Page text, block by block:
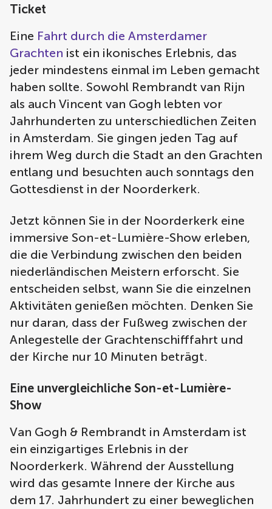
Ticket
Eine Fahrt durch die Amsterdamer
Grachten ist ein ikonisches Erlebnis, das
jeder mindestens einmal im Leben gemacht
haben sollte. Sowohl Rembrandt van Rijn
als auch Vincent van Gogh lebten vor
Jahrhunderten zu unterschiedlichen Zeiten
in Amsterdam. Sie gingen jeden Tag auf
ihrem Weg durch die Stadt an den Grachten
entlang und besuchten auch sonntags den
Gottesdienst in der Noorderkerk.
Jetzt können Sie in der Noorderkerk eine
immersive Son-et-Lumière-Show erleben,
die die Verbindung zwischen den beiden
niederländischen Meistern erforscht. Sie
entscheiden selbst, wann Sie die einzelnen
Aktivitäten genießen möchten. Denken Sie
nur daran, dass der Fußweg zwischen der
Anlegestelle der Grachtenschifffahrt und
der Kirche nur 10 Minuten beträgt.
Eine unvergleichliche Son-et-Lumière-
Show
Van Gogh & Rembrandt in Amsterdam ist
ein einzigartiges Erlebnis in der
Noorderkerk. Während der Ausstellung
wird das gesamte Innere der Kirche aus
dem 17. Jahrhundert zu einer beweglichen